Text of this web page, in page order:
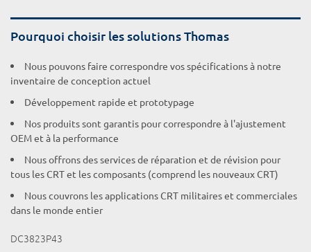
Pourquoi choisir les solutions Thomas
Nous pouvons faire correspondre vos spécifications à notre
inventaire de conception actuel
Développement rapide et prototypage
Nos produits sont garantis pour correspondre à l'ajustement
OEM et à la performance
Nous offrons des services de réparation et de révision pour
tous les CRT et les composants (comprend les nouveaux CRT)
Nous couvrons les applications CRT militaires et commerciales
dans le monde entier
DC3823P43